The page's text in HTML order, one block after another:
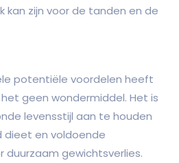
kan zijn voor de tanden en de
potentiële voordelen heeft
geen wondermiddel. Het is
levensstijl aan te houden
en voldoende
duurzaam gewichtsverlies.